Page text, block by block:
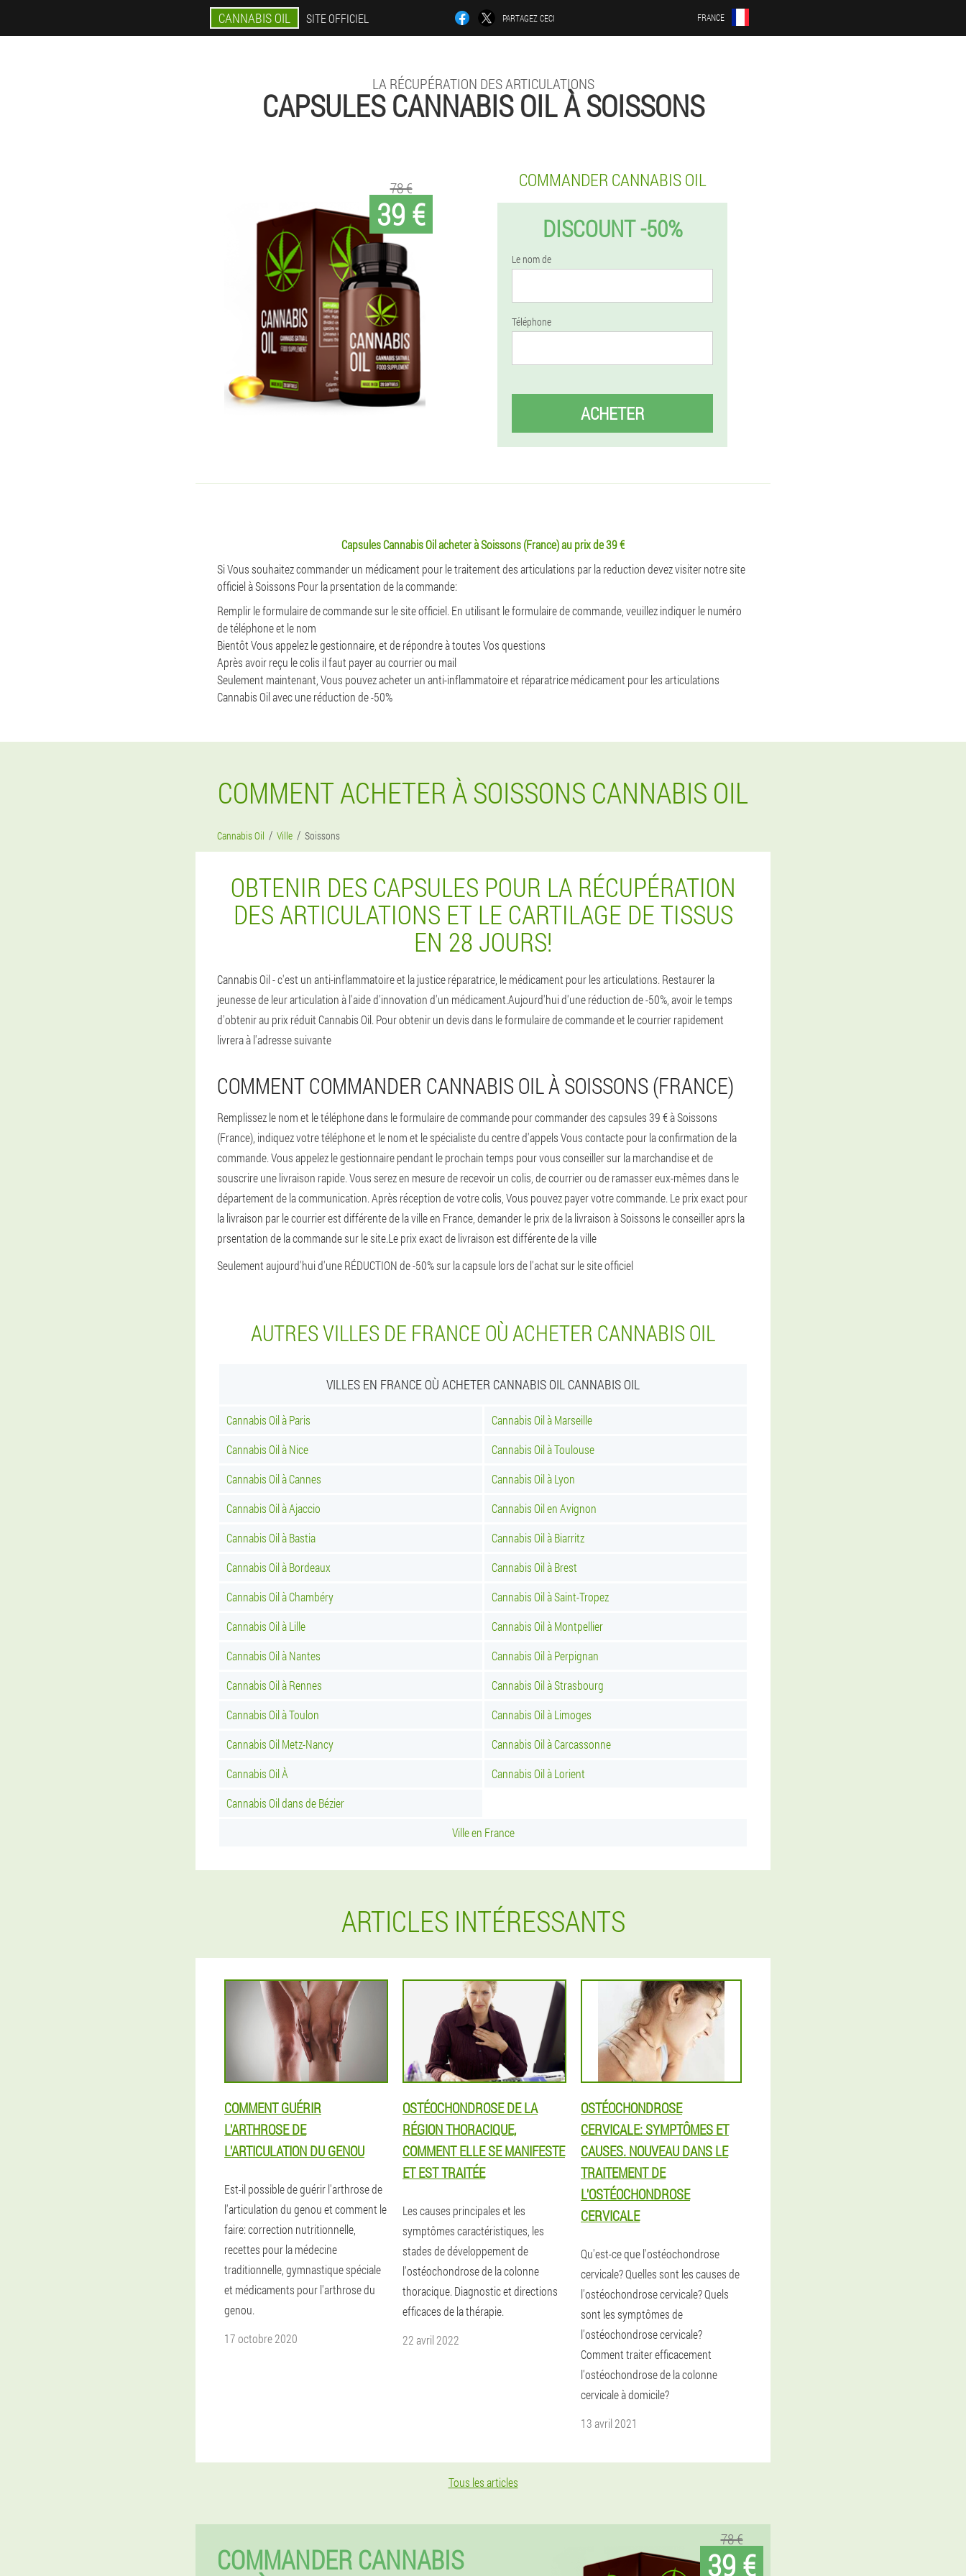
CANNABIS OIL SITE OFFICIEL PARTAGEZ CECI FRANCE
LA RÉCUPÉRATION DES ARTICULATIONS
CAPSULES CANNABIS OIL À SOISSONS
39 €
78 € COMMANDER CANNABIS OIL
DISCOUNT -50%
Le nom de
Téléphone
ACHETER
Capsules Cannabis Oil acheter à Soissons (France) au prix de 39 €
Si Vous souhaitez commander un médicament pour le traitement des articulations par la reduction devez visiter notre site
officiel à Soissons Pour la prsentation de la commande:
Remplir le formulaire de commande sur le site officiel. En utilisant le formulaire de commande, veuillez indiquer le numéro
de téléphone et le nom
Bientôt Vous appelez le gestionnaire, et de répondre à toutes Vos questions
Après avoir reçu le colis il faut payer au courrier ou mail
Seulement maintenant, Vous pouvez acheter un anti-inflammatoire et réparatrice médicament pour les articulations
Cannabis Oil avec une réduction de -50%
COMMENT ACHETER À SOISSONS CANNABIS OIL
Cannabis Oil Ville Soissons
OBTENIR DES CAPSULES POUR LA RÉCUPÉRATION
DES ARTICULATIONS ET LE CARTILAGE DE TISSUS
EN 28 JOURS!
Cannabis Oil - c'est un anti-inflammatoire et la justice réparatrice, le médicament pour les articulations. Restaurer la
jeunesse de leur articulation à l'aide d'innovation d'un médicament.Aujourd'hui d'une réduction de -50%, avoir le temps
d'obtenir au prix réduit Cannabis Oil. Pour obtenir un devis dans le formulaire de commande et le courrier rapidement
livrera à l'adresse suivante
COMMENT COMMANDER CANNABIS OIL À SOISSONS (FRANCE)
Remplissez le nom et le téléphone dans le formulaire de commande pour commander des capsules 39 € à Soissons
(France), indiquez votre téléphone et le nom et le spécialiste du centre d'appels Vous contacte pour la confirmation de la
commande. Vous appelez le gestionnaire pendant le prochain temps pour vous conseiller sur la marchandise et de
souscrire une livraison rapide. Vous serez en mesure de recevoir un colis, de courrier ou de ramasser eux-mêmes dans le
département de la communication. Après réception de votre colis, Vous pouvez payer votre commande. Le prix exact pour
la livraison par le courrier est différente de la ville en France, demander le prix de la livraison à Soissons le conseiller aprs la
prsentation de la commande sur le site.Le prix exact de livraison est différente de la ville
Seulement aujourd'hui d'une RÉDUCTION de -50% sur la capsule lors de l'achat sur le site officiel
AUTRES VILLES DE FRANCE OÙ ACHETER CANNABIS OIL
VILLES EN FRANCE OÙ ACHETER CANNABIS OIL CANNABIS OIL
Cannabis Oil à Paris
Cannabis Oil à Marseille
Cannabis Oil à Nice
Cannabis Oil à Toulouse
Cannabis Oil à Cannes
Cannabis Oil à Lyon
Cannabis Oil à Ajaccio
Cannabis Oil en Avignon
Cannabis Oil à Bastia
Cannabis Oil à Biarritz
Cannabis Oil à Bordeaux
Cannabis Oil à Brest
Cannabis Oil à Chambéry
Cannabis Oil à Saint-Tropez
Cannabis Oil à Lille
Cannabis Oil à Montpellier
Cannabis Oil à Nantes
Cannabis Oil à Perpignan
Cannabis Oil à Rennes
Cannabis Oil à Strasbourg
Cannabis Oil à Toulon
Cannabis Oil à Limoges
Cannabis Oil Metz-Nancy
Cannabis Oil à Carcassonne
Cannabis Oil À
Cannabis Oil à Lorient
Cannabis Oil dans de Bézier
Ville en France
ARTICLES INTÉRESSANTS
COMMENT GUÉRIR
L'ARTHROSE DE
L'ARTICULATION DU GENOU
Est-il possible de guérir l'arthrose de
l'articulation du genou et comment le
faire: correction nutritionnelle,
recettes pour la médecine
traditionnelle, gymnastique spéciale
et médicaments pour l'arthrose du
genou.
17 octobre 2020
OSTÉOCHONDROSE DE LA
RÉGION THORACIQUE,
COMMENT ELLE SE MANIFESTE
ET EST TRAITÉE
Les causes principales et les
symptômes caractéristiques, les
stades de développement de
l'ostéochondrose de la colonne
thoracique. Diagnostic et directions
efficaces de la thérapie.
22 avril 2022
OSTÉOCHONDROSE
CERVICALE: SYMPTÔMES ET
CAUSES. NOUVEAU DANS LE
TRAITEMENT DE
L'OSTÉOCHONDROSE
CERVICALE
Qu'est-ce que l'ostéochondrose
cervicale? Quelles sont les causes de
l'ostéochondrose cervicale? Quels
sont les symptômes de
l'ostéochondrose cervicale?
Comment traiter efficacement
l'ostéochondrose de la colonne
cervicale à domicile?
13 avril 2021
Tous les articles
COMMANDER CANNABIS
78 €
39 €